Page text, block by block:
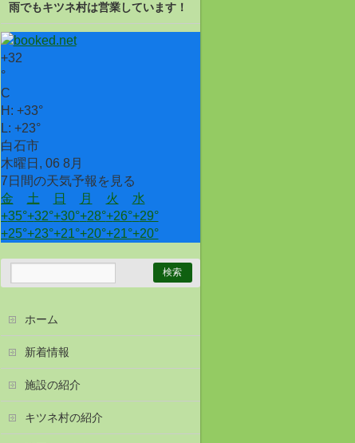
雨でもキツネ村は営業しています！
+32
°
C
H: +33°
L: +23°
白石市
木曜日, 06 8月
7日間の天気予報を見る
金
土 日 月 火
水
+35°+32°+30°+28°+26°+29°
+25°+23°+21°+20°+21°+20°
ホーム
新着情報
施設の紹介
キツネ村の紹介